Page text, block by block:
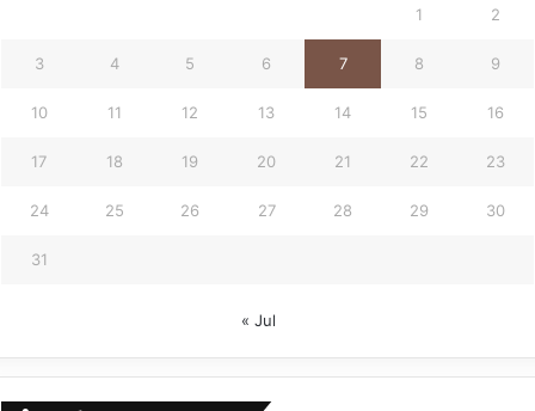
1 2
3 4 5 6 7 8 9
10 11 12 13 14 15 16
17 18 19 20 21 22 23
24 25 26 27 28 29 30
31
« Jul